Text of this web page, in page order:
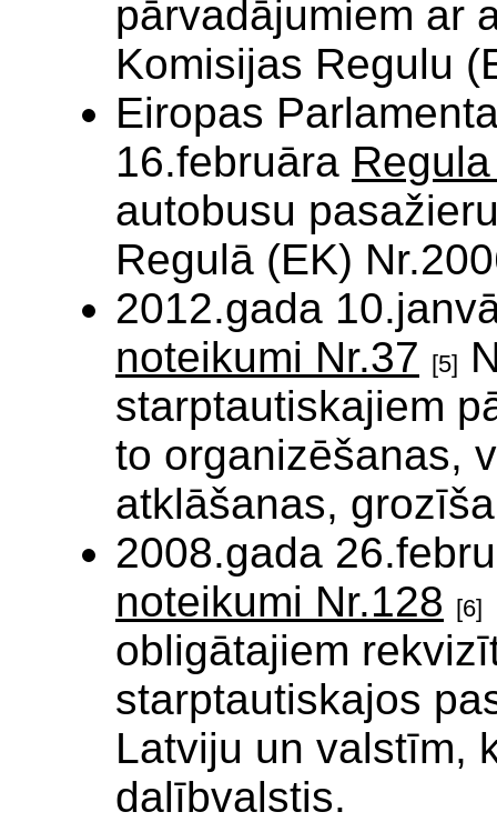
pārvadājumiem ar
Komisijas Regulu
Eiropas
16.februāra
autobusu
Regulā (EK)
2012.gada
noteikumi Nr.37 [5]
starptautiskajiem
to organizēšanas,
atklāšanas,
2008.gada
noteikumi Nr.128 [6]
obligātajiem
starptautiskajos
Latviju un valstīm,
dalībvalstis.